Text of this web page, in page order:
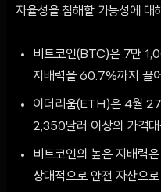
자율성을 침해할 가능성에 대
비트코인(BTC)은 7만
지배력을 60.7%까지 끌
이더리움(ETH)은 4월
2,350달러 이상의 가격대
비트코인의 높은 지배력
상대적으로 안전 자산으